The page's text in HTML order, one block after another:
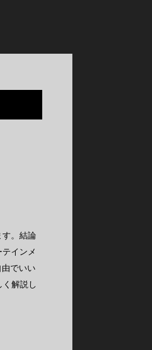
す。結論
インメ
でいい
解説し